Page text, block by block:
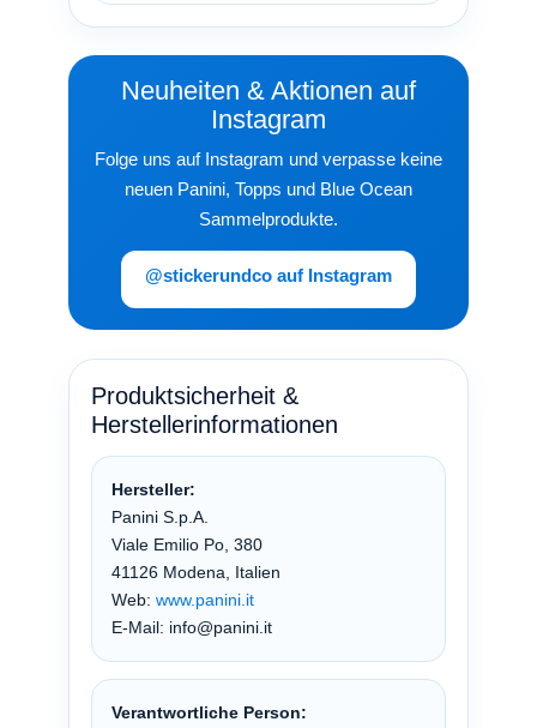
Neuheiten & Aktionen auf
Instagram
Folge uns auf Instagram und verpasse keine
neuen Panini, Topps und Blue Ocean
Sammelprodukte.
@stickerundco auf Instagram
Produktsicherheit &
Herstellerinformationen
Hersteller:
Panini S.p.A.
Viale Emilio Po, 380
41126 Modena, Italien
Web: www.panini.it
E-Mail: info@panini.it
Verantwortliche Person: